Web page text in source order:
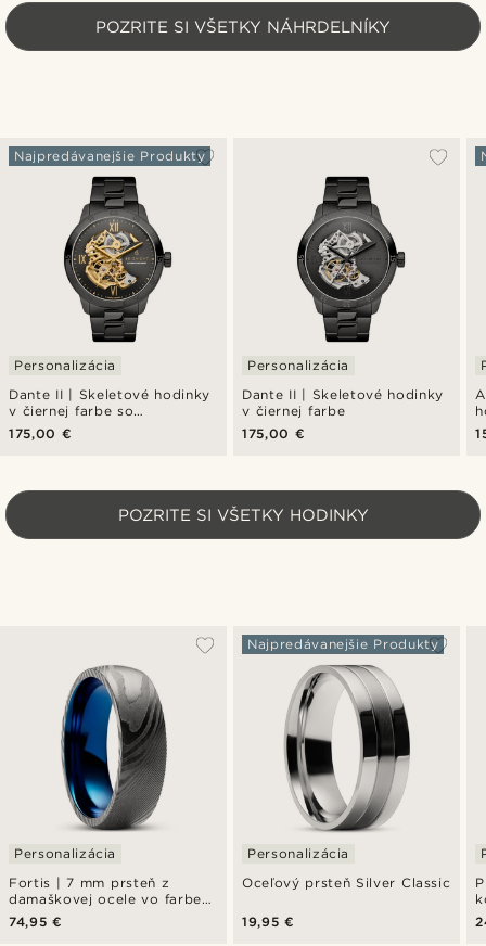
POZRITE SI VŠETKY NÁHRDELNÍKY
Dante II | Skeletové hodinky
v čiernej farbe so
strojčekom v zlatej farbe
Najpredávanejšie Produkty
Personalizácia
175,00 €
Dante II | Skeletové hodinky
v čiernej farbe
Personalizácia
175,00 €
POZRITE SI VŠETKY HODINKY
Fortis | 7 mm prsteň z
damaškovej ocele vo farbe
gunmetal a modrým titánom
Personalizácia
74,95 €
Oceľový prsteň Silver Classic
Najpredávanejšie Produkty
Personalizácia
19,95 €